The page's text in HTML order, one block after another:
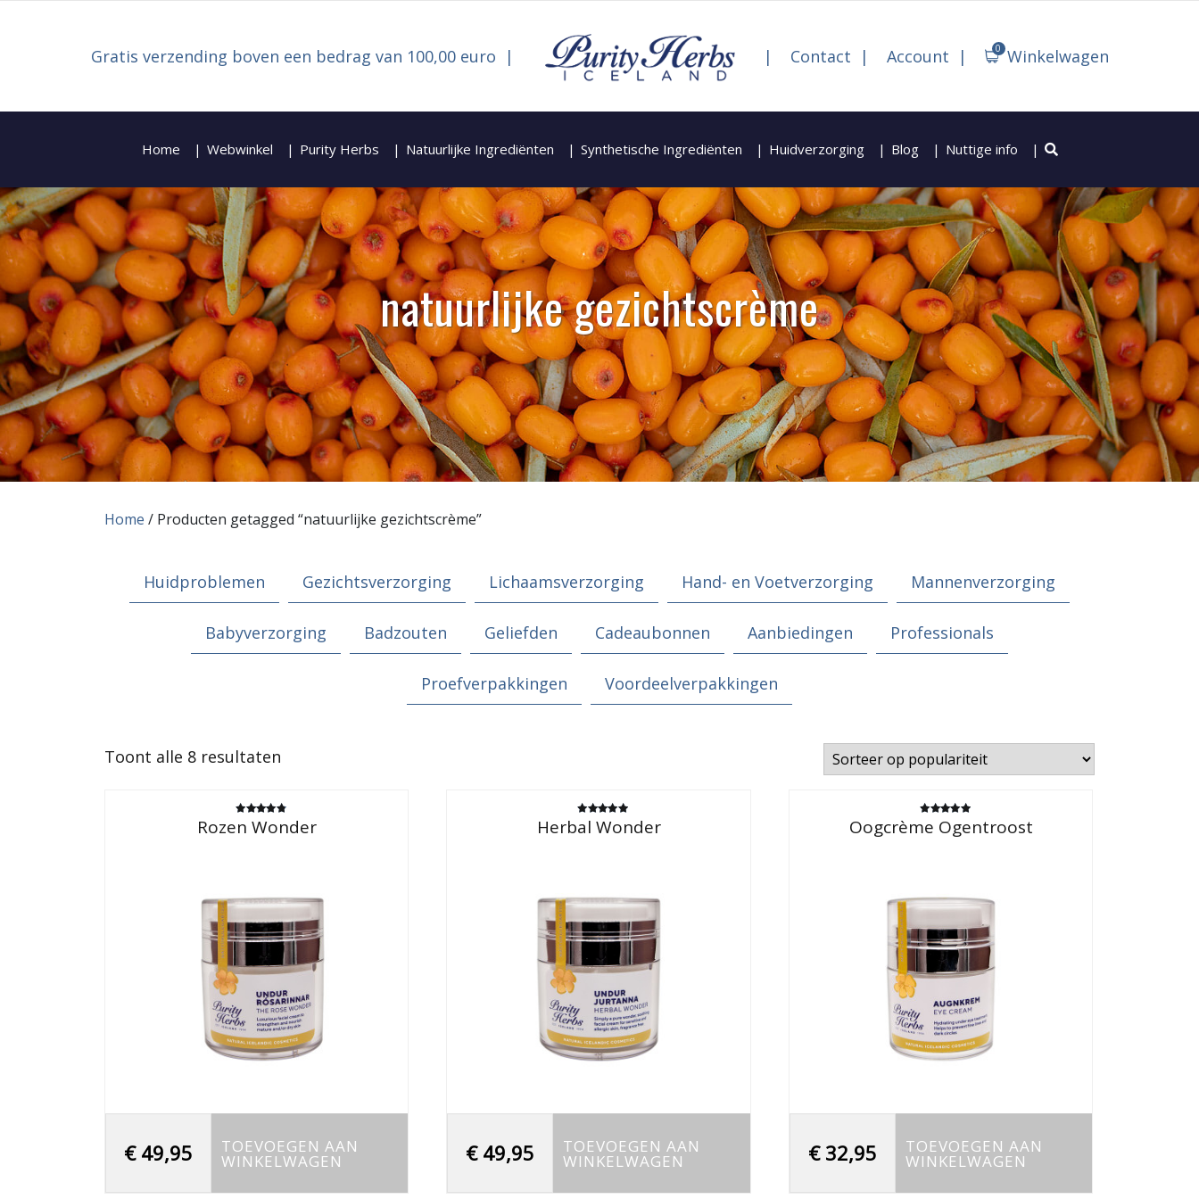
Gratis verzending boven een bedrag van 100,00 euro Contact Account Winkelwagen
0
Home Webwinkel Purity Herbs Natuurlijke Ingrediënten Synthetische Ingrediënten Huidverzorging Blog Nuttige info
natuurlijke gezichtscrème
Home / Producten getagged “natuurlijke gezichtscrème”
Huidproblemen Gezichtsverzorging Lichaamsverzorging Hand- en Voetverzorging Mannenverzorging
Babyverzorging Badzouten Geliefden Cadeaubonnen Aanbiedingen Professionals
Proefverpakkingen Voordeelverpakkingen
Toont alle 8 resultaten
populariteit
Gewaardeerd
4.86
Rozen Wonder
€49,95 TOEVOEGEN AAN
WINKELWAGEN
Gewaardeerd
5.00
Herbal Wonder
€49,95 TOEVOEGEN AAN
WINKELWAGEN
Gewaardeerd
5.00
Oogcrème Ogentroost
€32,95 TOEVOEGEN AAN
WINKELWAGEN